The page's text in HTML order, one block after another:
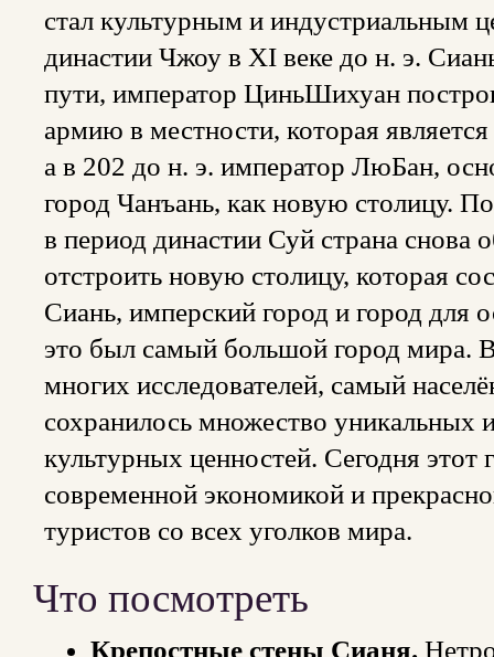
стал культурным и индустриальным
династии Чжоу в XI веке до н. э.
пути, император ЦиньШихуан
армию в местности, которая
а в 202 до н. э. император ЛюБан,
город Чанъань, как новую столицу.
в период династии Суй страна снова
отстроить новую столицу, которая
Сиань, имперский город и город для
это был самый большой город
многих исследователей, самый
сохранилось множество уникальных
культурных ценностей. Сегодня
современной экономикой и
туристов со всех уголков мира.
Что посмотреть
Крепостные стены Сианя.